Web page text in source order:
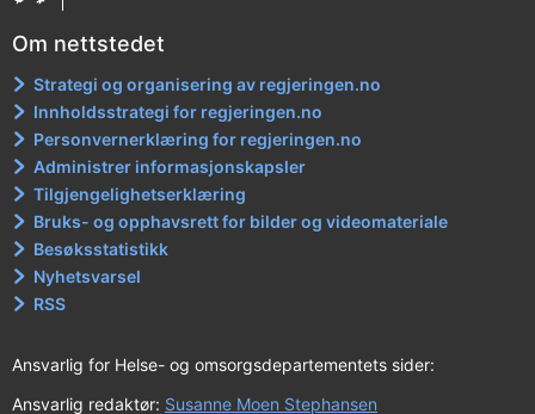
Om nettstedet
Strategi og organisering av regjeringen.no
Innholdsstrategi for regjeringen.no
Personvernerklæring for regjeringen.no
Administrer informasjonskapsler
Tilgjengelighetserklæring
Bruks- og opphavsrett for bilder og videomateriale
Besøksstatistikk
Nyhetsvarsel
RSS
Ansvarlig for Helse- og omsorgsdepartementets sider:
Ansvarlig redaktør: Susanne Moen Stephansen